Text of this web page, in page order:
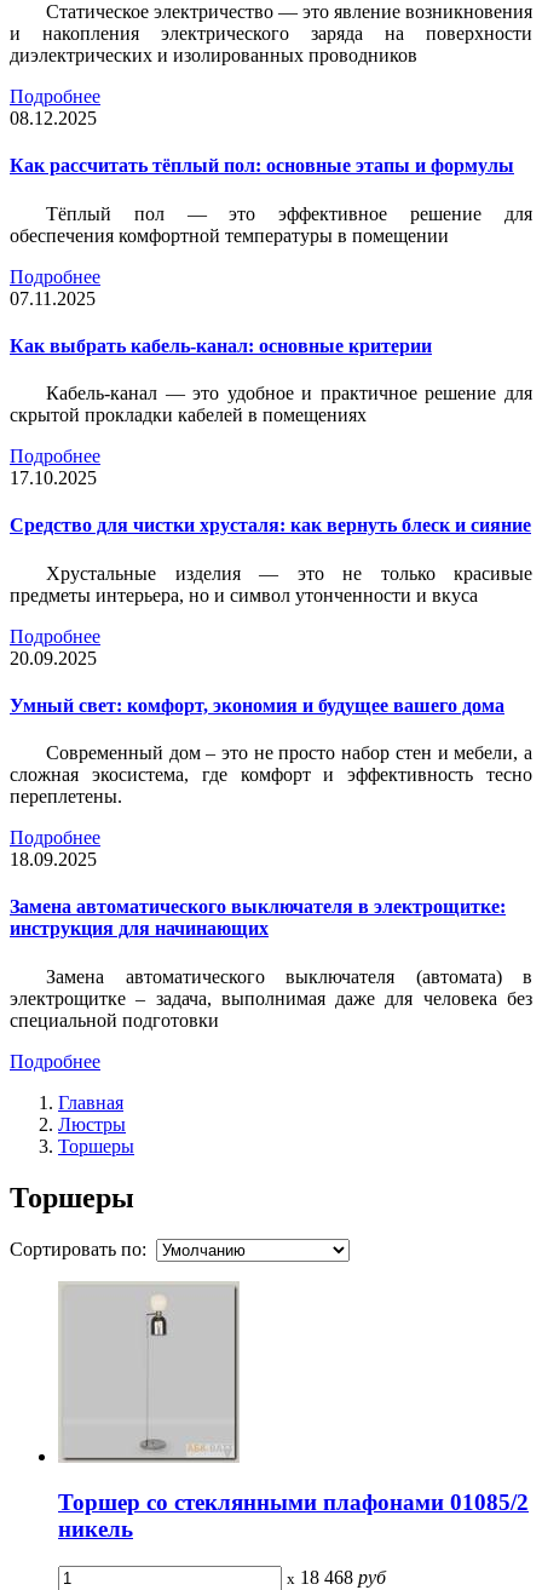
Статическое электричество — это явление возникновения
и накопления электрического заряда на поверхности
диэлектрических и изолированных проводников
Подробнее
08.12.2025
Как рассчитать тёплый пол: основные этапы и формулы
Тёплый пол — это эффективное решение для
обеспечения комфортной температуры в помещении
Подробнее
07.11.2025
Как выбрать кабель-канал: основные критерии
Кабель-канал — это удобное и практичное решение для
скрытой прокладки кабелей в помещениях
Подробнее
17.10.2025
Средство для чистки хрусталя: как вернуть блеск и сияние
Хрустальные изделия — это не только красивые
предметы интерьера, но и символ утонченности и вкуса
Подробнее
20.09.2025
Умный свет: комфорт, экономия и будущее вашего дома
Современный дом – это не просто набор стен и мебели, а
сложная экосистема, где комфорт и эффективность тесно
переплетены.
Подробнее
18.09.2025
Замена автоматического выключателя в электрощитке:
инструкция для начинающих
Замена автоматического выключателя (автомата) в
электрощитке – задача, выполнимая даже для человека без
специальной подготовки
Подробнее
Главная
Люстры
Торшеры
Торшеры
Сортировать по:
Торшер со стеклянными плафонами 01085/2
никель
x 18 468 руб